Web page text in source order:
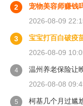
2
宠物美容师赚钱
2026-08-09
3
宝宝打百白破疫
2026-08-09
4
温州养老保险让
2026-08-08
5
柯基几个月过尴